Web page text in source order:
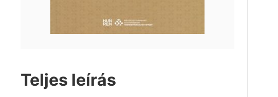
Teljes leírás